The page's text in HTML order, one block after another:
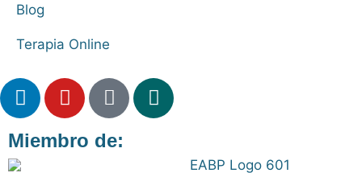
Blog
Terapia Online
Miembro de: